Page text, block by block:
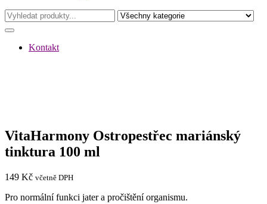
Kontakt
VitaHarmony Ostropestřec mariánský
tinktura 100 ml
149 Kč včetně DPH
Pro normální funkci jater a pročištění organismu.